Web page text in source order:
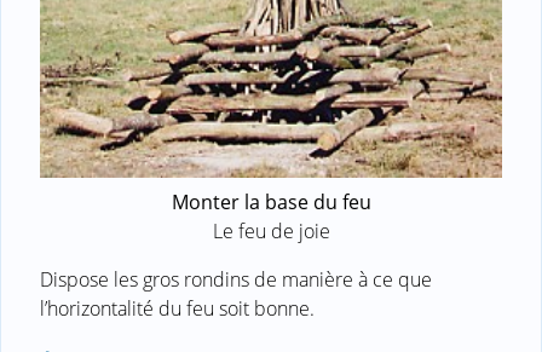
Monter la base du feu
Le feu de joie
Dispose les gros rondins de manière à ce que
l’horizontalité du feu soit bonne.